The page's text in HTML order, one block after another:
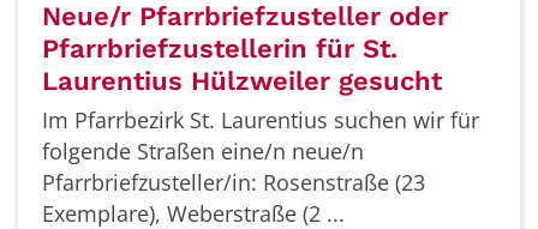
Neue/r Pfarrbriefzusteller oder
Pfarrbriefzustellerin für St.
Laurentius Hülzweiler gesucht
Im Pfarrbezirk St. Laurentius suchen wir für
folgende Straßen eine/n neue/n
Pfarrbriefzusteller/in: Rosenstraße (23
Exemplare), Weberstraße (2 ...